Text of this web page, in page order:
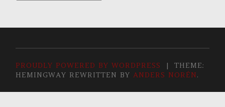
PROUDLY POWERED BY WORDPRESS |
THEME:
HEMINGWAY REWRITTEN BYANDERS NORÉN.